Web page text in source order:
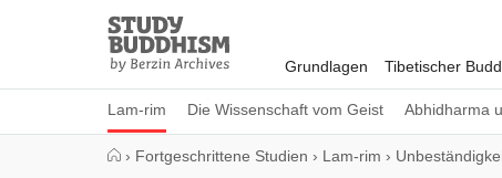
Study
Buddhism
Home
Grundlagen Tibetischer
Lam-rim Die Wissenschaft vom Geist Abhidharma
› Fortgeschrittene Studien › Lam-rim ›